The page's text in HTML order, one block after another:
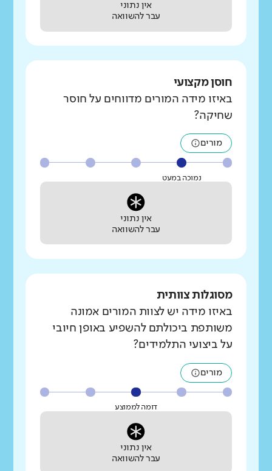
אין נתוני
עבר להשוואה
חוסן מקצועי
באיזו מידה המורים מדווחים על חוסר
שחיקה?
מורים
נמוכה במעט
אין נתוני
עבר להשוואה
מסוגלות צוותית
באיזו מידה יש לצוות המורים אמונה
משותפת ביכולתם להשפיע באופן חיובי
על ביצועי התלמידים?
מורים
דומה לממוצע
אין נתוני
עבר להשוואה